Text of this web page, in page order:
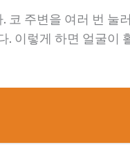
주변을 여러 번 눌
이렇게 하면 얼굴이